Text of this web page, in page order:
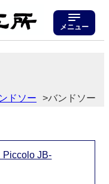
メニュー
ドソー バンドソー
Piccolo JB-